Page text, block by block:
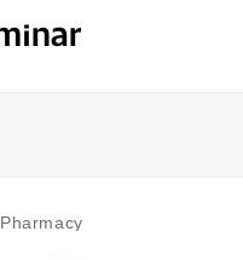
Pharmacy